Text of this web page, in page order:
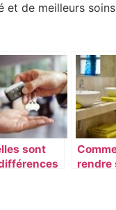
et de meilleurs
sont
rendre